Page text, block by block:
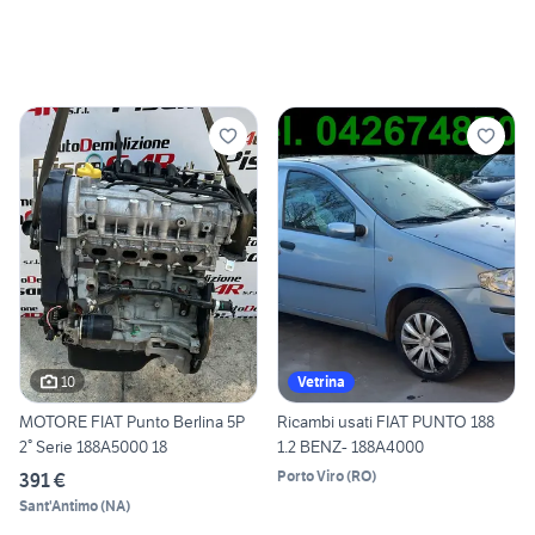
10
MOTORE FIAT Punto Berlina 5P
2° Serie 188A5000 18
391 €
Sant'Antimo(NA)
Vetrina
Ricambi usati FIAT PUNTO 188
1.2 BENZ- 188A4000
Porto Viro(RO)